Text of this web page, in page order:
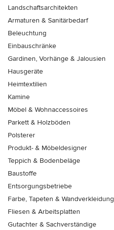
Landschaftsarchitekten
Armaturen & Sanitärbedarf
Beleuchtung
Einbauschränke
Gardinen, Vorhänge & Jalousien
Hausgeräte
Heimtextilien
Kamine
Möbel & Wohnaccessoires
Parkett & Holzböden
Polsterer
Produkt- & Möbeldesigner
Teppich & Bodenbeläge
Baustoffe
Entsorgungsbetriebe
Farbe, Tapeten & Wandverkleidung
Fliesen & Arbeitsplatten
Gutachter & Sachverständige